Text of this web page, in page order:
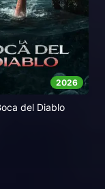
2026
del Diablo